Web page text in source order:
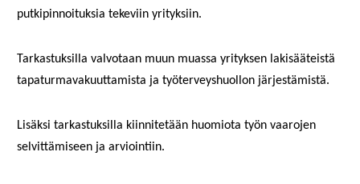
putkipinnoituksia tekeviin yrityksiin.
Tarkastuksilla valvotaan muun muassa yrityksen lakisääteistä
tapaturmavakuuttamista ja työterveyshuollon järjestämistä.
Lisäksi tarkastuksilla kiinnitetään huomiota työn vaarojen
selvittämiseen ja arviointiin.